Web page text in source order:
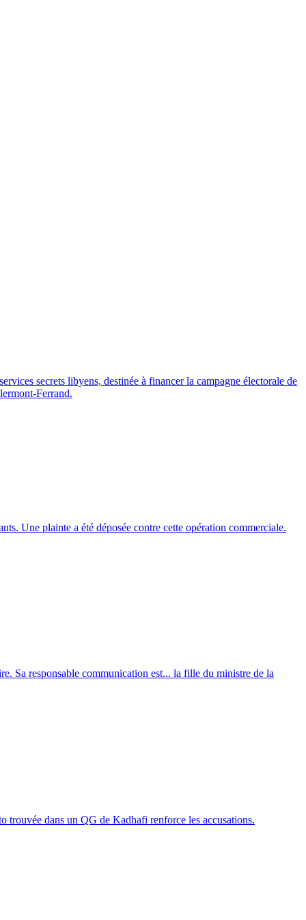
secrets libyens, destinée à financer la campagne électorale de
Ferrand.
Une plainte a été déposée contre cette opération commerciale.
Sa responsable communication est... la fille du ministre de la
trouvée dans un QG de Kadhafi renforce les accusations.